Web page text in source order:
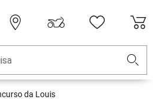
da Louis